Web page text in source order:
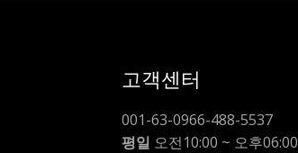
고객센터
001-63-0966-488-5537
평일 오전10:00 ~ 오후06:00